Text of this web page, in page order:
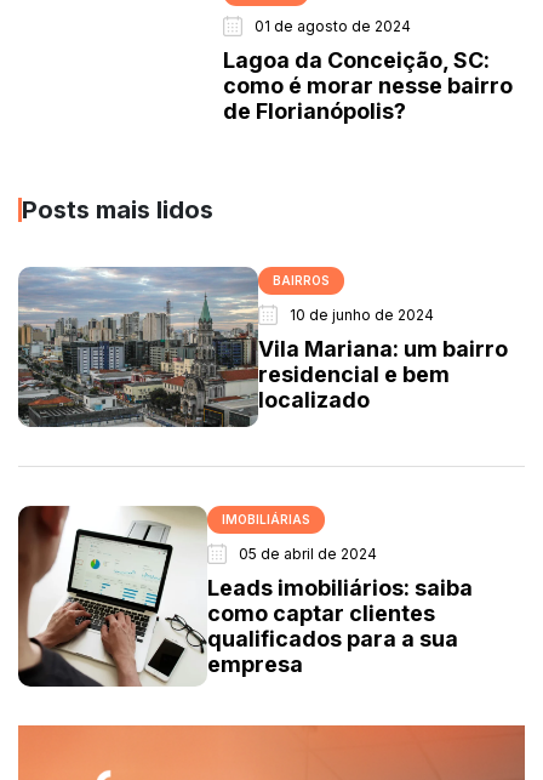
01 de agosto de 2024
Lagoa da Conceição, SC:
como é morar nesse bairro
de Florianópolis?
Posts mais lidos
BAIRROS
10 de junho de 2024
Vila Mariana: um bairro
residencial e bem
localizado
IMOBILIÁRIAS
05 de abril de 2024
Leads imobiliários: saiba
como captar clientes
qualificados para a sua
empresa